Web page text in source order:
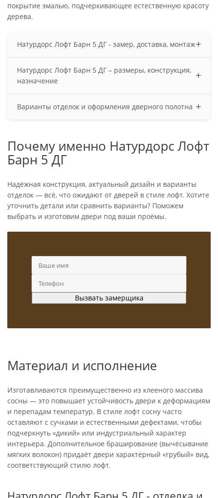
покрытие эмалью, подчеркивающее естественную красоту
дерева.
Натурдорс Лофт Барн 5 ДГ - замер, доставка, монтаж+
позволяет вам сэкономить на материалах: за лишнее
вы точно не заплатите и двери гарантированно
встанут в проём как "родные". Доставка — бережно
доставим ваши двери от фабрики до вашей
Натурдорс Лофт Барн 5 ДГ – размеры, конструкция,
назначение
+
600/700/800/900×2000 мм. При необходимости можем
распашной, двупольной, полуторной, откатной или
дверью в пенал.
Варианты отделок и оформления дверного полотна +
модели или окрашенные в темные тона (антрацит,
венге) либо естественные светлые оттенки.
Почему именно Натурдорс Лофт
Барн 5 ДГ
Надёжная конструкция, актуальный дизайн и варианты
отделок — всё, что ожидают от дверей в стиле лофт. Хотите
уточнить детали или сравнить варианты? Поможем
выбрать и изготовим двери под ваши проёмы.
Материал и исполнение
Изготавливаются преимущественно из клееного массива
сосны — это повышает устойчивость двери к деформациям
и перепадам температур. В стиле лофт сосну часто
оставляют с сучками и естественными дефектами, чтобы
подчеркнуть «дикий» или индустриальный характер
интерьера. Дополнительное браширование (вычёсывание
мягких волокон) придаёт двери характерный «грубый» вид,
соответствующий стилю лофт.